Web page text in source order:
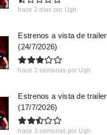
hace 2 días por Ugh
Estrenos a vista de trailer
(24/7/2026)
hace 2 semanas por Ugh
Estrenos a vista de trailer
(17/7/2026)
hace 3 semanas por Ugh